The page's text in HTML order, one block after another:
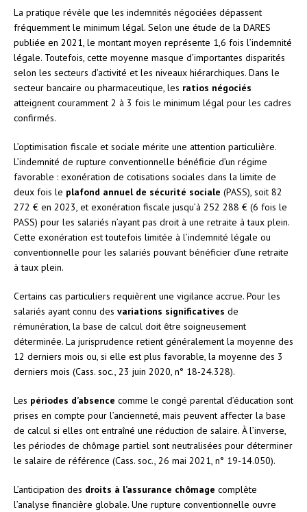
La pratique révèle que les indemnités négociées dépassent
fréquemment le minimum légal. Selon une étude de la DARES
publiée en 2021, le montant moyen représente 1,6 fois l’indemnité
légale. Toutefois, cette moyenne masque d’importantes disparités
selon les secteurs d’activité et les niveaux hiérarchiques. Dans le
secteur bancaire ou pharmaceutique, les ratios négociés
atteignent couramment 2 à 3 fois le minimum légal pour les cadres
confirmés.
L’optimisation fiscale et sociale mérite une attention particulière.
L’indemnité de rupture conventionnelle bénéficie d’un régime
favorable : exonération de cotisations sociales dans la limite de
deux fois le plafond annuel de sécurité sociale (PASS), soit 82
272 € en 2023, et exonération fiscale jusqu’à 252 288 € (6 fois le
PASS) pour les salariés n’ayant pas droit à une retraite à taux plein.
Cette exonération est toutefois limitée à l’indemnité légale ou
conventionnelle pour les salariés pouvant bénéficier d’une retraite
à taux plein.
Certains cas particuliers requièrent une vigilance accrue. Pour les
salariés ayant connu des variations significatives de
rémunération, la base de calcul doit être soigneusement
déterminée. La jurisprudence retient généralement la moyenne des
12 derniers mois ou, si elle est plus favorable, la moyenne des 3
derniers mois (Cass. soc., 23 juin 2020, n° 18-24.328).
Les périodes d’absence comme le congé parental d’éducation sont
prises en compte pour l’ancienneté, mais peuvent affecter la base
de calcul si elles ont entraîné une réduction de salaire. À l’inverse,
les périodes de chômage partiel sont neutralisées pour déterminer
le salaire de référence (Cass. soc., 26 mai 2021, n° 19-14.050).
L’anticipation des droits à l’assurance chômage complète
l’analyse financière globale. Une rupture conventionnelle ouvre